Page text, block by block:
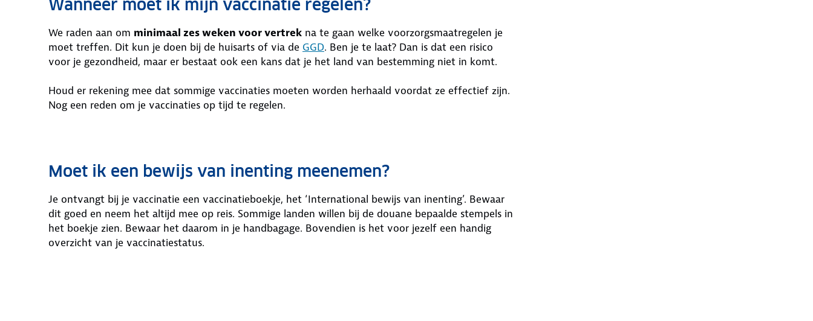
Wanneer moet ik mijn vaccinatie regelen?
We raden aan om minimaal zes weken voor vertrek na te gaan welke voorzorgsmaatregelen je
moet treffen. Dit kun je doen bij de huisarts of via de GGD. Ben je te laat? Dan is dat een risico
voor je gezondheid, maar er bestaat ook een kans dat je het land van bestemming niet in komt.
Houd er rekening mee dat sommige vaccinaties moeten worden herhaald voordat ze effectief zijn.
Nog een reden om je vaccinaties op tijd te regelen.
Moet ik een bewijs van inenting meenemen?
Je ontvangt bij je vaccinatie een vaccinatieboekje, het ‘International bewijs van inenting’. Bewaar
dit goed en neem het altijd mee op reis. Sommige landen willen bij de douane bepaalde stempels in
het boekje zien. Bewaar het daarom in je handbagage. Bovendien is het voor jezelf een handig
overzicht van je vaccinatiestatus.